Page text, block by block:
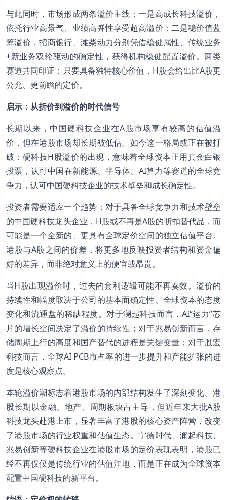
与此同时，市场形成两条溢价主线：一是高成长科技溢价，
依托行业高景气、业绩高弹性享受超高溢价；二是稳价值蓝
筹溢价，招商银行、潍柴动力分别凭借稳健属性、传统业务
+新业务双轮驱动的确定性，获得机构稳健配置溢价。两类
赛道共同印证：只要具备独特核心价值，H股会给出比A股更
公允、更前瞻的定价。
启示：从折价到溢价的时代信号
长期以来，中国硬科技企业在A股市场享有较高的估值溢
价，但在港股市场却长期被低估。如今这一格局或正在被打
破：硬科技H股溢价的出现，意味着全球资本正用真金白银
投票，认可中国在新能源、半导体、AI算力等赛道的全球竞
争力，认可中国硬科技企业的技术壁垒和成长确定性。
投资者需要适应一个趋势：对于具备全球竞争力和技术壁垒
的中国硬科技龙头企业，H股或不再是A股的折扣替代品，而
可能是一个全新的、更具有全球定价空间的独立估值平台。
港股与A股之间的价差，将更多地反映投资者结构和资金偏
好的差异，而非绝对意义上的便宜或昂贵。
当H股出现溢价时，过去的套利逻辑可能不再奏效。溢价的
持续性和幅度取决于公司的基本面确定性、全球资本的态度
变化和流通盘的稀缺程度。对于澜起科技而言，AI“运力”芯
片的增长空间决定了溢价的持续性；对于兆易创新而言，存
储周期上行的高度和国产替代的进程是关键变量；对于胜宏
科技而言，全球AI PCB市占率的进一步提升和产能扩张的进
度是核心观察点。
本轮溢价潮标志着港股市场的内部结构发生了深刻变化。港
股长期以金融、地产、周期板块占主导，但近年来大批A股
科技龙头赴港上市，显著丰富了港股的核心资产阵营，改变
了港股市场的行业权重和估值生态。宁德时代、澜起科技、
兆易创新等硬科技企业在港股市场的定价表现表明，港股已
经不再仅仅是传统行业的估值洼地，而是正在成为全球资本
配置中国硬科技的新平台。